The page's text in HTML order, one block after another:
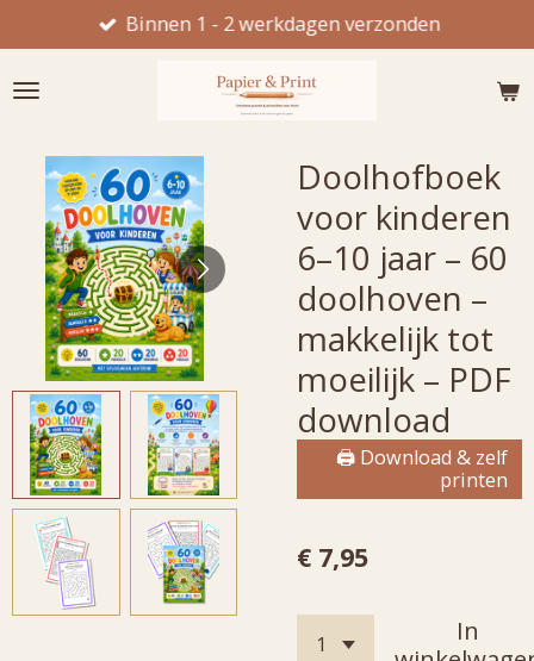
direct
naar
Binnen 1 - 2 werkdagen verzonden
Doolhofboek
voor kinderen
6–10 jaar – 60
doolhoven –
makkelijk tot
moeilijk – PDF
download
🖨 Download & zelf
printen
€ 7,95
In